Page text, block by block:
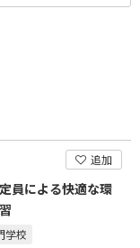
追加
員による快適な環
学校